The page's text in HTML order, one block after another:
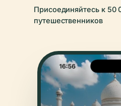
Присоединяйтесь к 50
путешественников